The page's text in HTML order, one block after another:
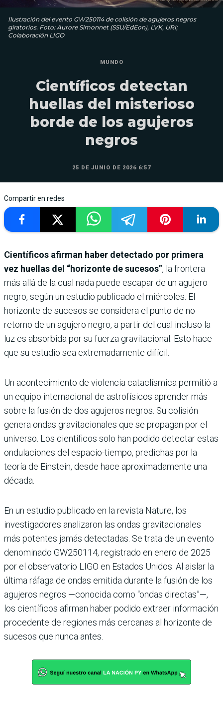
Ilustración del evento GW250114 de colisión de agujeros negros
giratorios. Foto: Aurore Simonnet (SSU/EdEon), LVK, URI;
Colaboración LIGO
MUNDO
Científicos detectan
huellas del misterioso
borde de los agujeros
negros
25 DE JUNIO DE 2026 6:57
Compartir en redes
Científicos afirman haber detectado por primera
vez huellas del “horizonte de sucesos”, la frontera
más allá de la cual nada puede escapar de un agujero
negro, según un estudio publicado el miércoles. El
horizonte de sucesos se considera el punto de no
retorno de un agujero negro, a partir del cual incluso la
luz es absorbida por su fuerza gravitacional. Esto hace
que su estudio sea extremadamente difícil.
Un acontecimiento de violencia cataclísmica permitió a
un equipo internacional de astrofísicos aprender más
sobre la fusión de dos agujeros negros. Su colisión
genera ondas gravitacionales que se propagan por el
universo. Los científicos solo han podido detectar estas
ondulaciones del espacio-tiempo, predichas por la
teoría de Einstein, desde hace aproximadamente una
década.
En un estudio publicado en la revista Nature, los
investigadores analizaron las ondas gravitacionales
más potentes jamás detectadas. Se trata de un evento
denominado GW250114, registrado en enero de 2025
por el observatorio LIGO en Estados Unidos. Al aislar la
última ráfaga de ondas emitida durante la fusión de los
agujeros negros —conocida como “ondas directas”—,
los científicos afirman haber podido extraer información
procedente de regiones más cercanas al horizonte de
sucesos que nunca antes.